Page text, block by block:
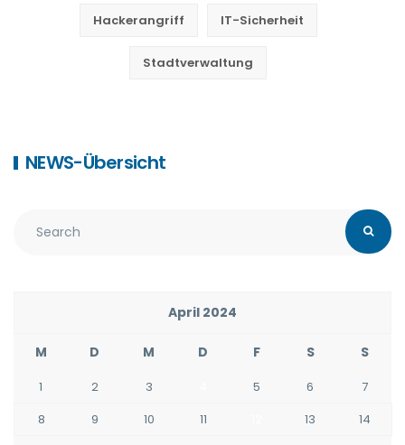
Hackerangriff IT-Sicherheit
Stadtverwaltung
NEWS-Übersicht
April 2024
M D M D F S S
1 2 3 5 6
7
8
9 10 11 13
14